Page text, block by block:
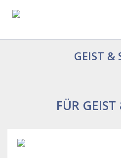
GEIST &
FÜR GEIST